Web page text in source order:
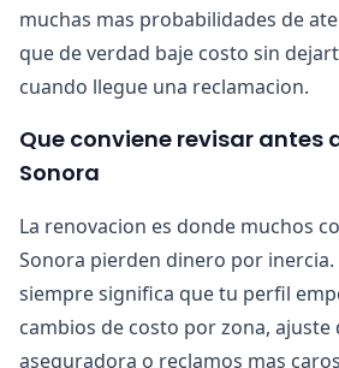
muchas mas probabilidades de
que de verdad baje costo sin
cuando llegue una reclamacion.
Que conviene revisar antes
Sonora
La renovacion es donde muchos
Sonora pierden dinero por inercia.
siempre significa que tu perfil
cambios de costo por zona, ajuste
aseguradora o reclamos mas